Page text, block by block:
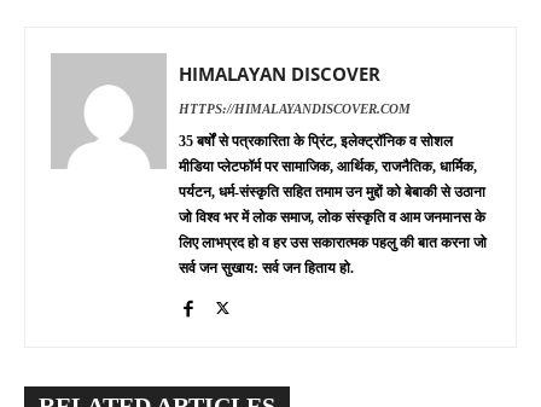
HIMALAYAN DISCOVER
HTTPS://HIMALAYANDISCOVER.COM
35 बर्षों से पत्रकारिता के प्रिंट, इलेक्ट्रॉनिक व सोशल
मीडिया प्लेटफॉर्म पर सामाजिक, आर्थिक, राजनैतिक, धार्मिक,
पर्यटन, धर्म-संस्कृति सहित तमाम उन मुद्दों को बेबाकी से उठाना
जो विश्व भर में लोक समाज, लोक संस्कृति व आम जनमानस के
लिए लाभप्रद हो व हर उस सकारात्मक पहलु की बात करना जो
सर्व जन सुखाय: सर्व जन हिताय हो.